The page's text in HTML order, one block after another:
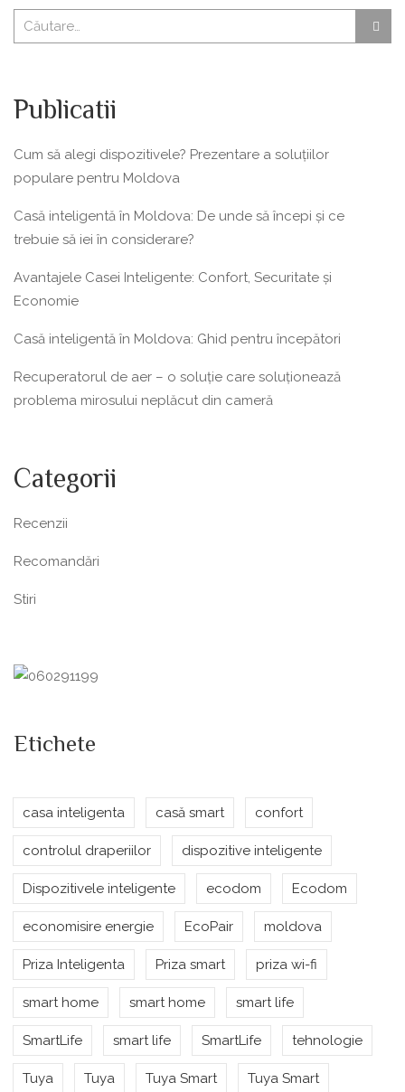
Publicatii
Cum să alegi dispozitivele? Prezentare a soluțiilor
populare pentru Moldova
Casă inteligentă în Moldova: De unde să începi și ce
trebuie să iei în considerare?
Avantajele Casei Inteligente: Confort, Securitate și
Economie
Casă inteligentă în Moldova: Ghid pentru începători
Recuperatorul de aer – o soluție care soluționează
problema mirosului neplăcut din cameră
Categorii
Recenzii
Recomandări
Stiri
Etichete
casa inteligenta casă smart confort
controlul draperiilor dispozitive inteligente
Dispozitivele inteligente ecodom Ecodom
economisire energie EcoPair moldova
Priza Inteligenta Priza smart priza wi-fi
smart home smart home smart life
SmartLife smart life SmartLife tehnologie
Tuya Tuya Tuya Smart Tuya Smart